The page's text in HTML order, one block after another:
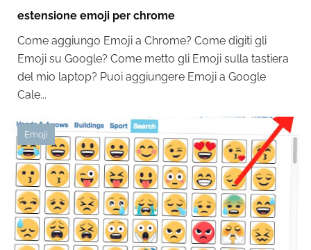
estensione emoji per chrome
Come aggiungo Emoji a Chrome? Come digiti gli
Emoji su Google? Come metto gli Emoji sulla tastiera
del mio laptop? Puoi aggiungere Emoji a Google
Cale...
Emoji